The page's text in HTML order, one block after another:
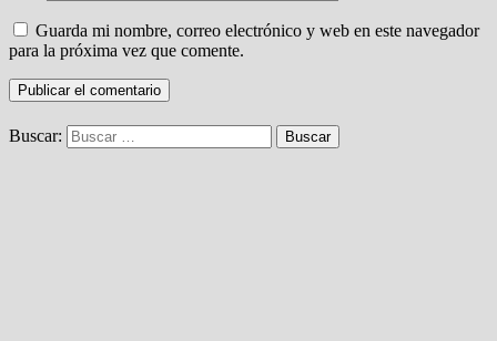
Guarda mi nombre, correo electrónico y web en este navegador
para la próxima vez que comente.
Buscar: